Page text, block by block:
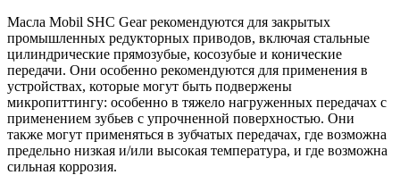
Масла Mobil SHC Gear рекомендуются для закрытых
промышленных редукторных приводов, включая стальные
цилиндрические прямозубые, косозубые и конические
передачи. Они особенно рекомендуются для применения в
устройствах, которые могут быть подвержены
микропиттингу: особенно в тяжело нагруженных передачах с
применением зубьев с упрочненной поверхностью. Они
также могут применяться в зубчатых передачах, где возможна
предельно низкая и/или высокая температура, и где возможна
сильная коррозия.